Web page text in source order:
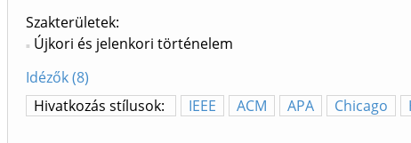
Szakterületek:
Újkori és jelenkori történelem
Idézők (8)
Hivatkozás stílusok:
IEEE ACM APA Chicago